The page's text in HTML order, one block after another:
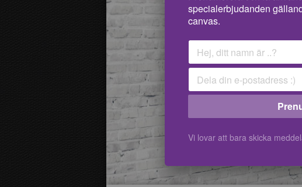
specialerbjudanden
canvas.
Vi lovar att bara skicka